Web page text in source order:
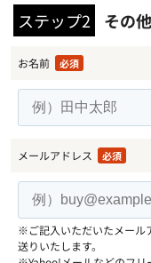
ステップ2 その
お名前 必須
メールアドレス 必須
※ご記入いただいたメール
送りいたします。